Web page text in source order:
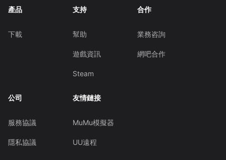
產品
下載
支持
幫助
遊戲資訊
Steam
合作
業務咨詢
網吧合作
公司
服務協議
隱私協議
友情鏈接
MuMu模擬器
UU遠程